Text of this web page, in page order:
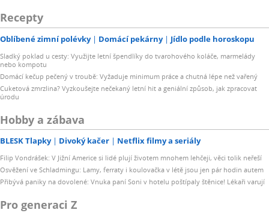
Recepty
Oblíbené zimní polévky Domácí pekárny Jídlo podle horoskopu
Sladký poklad u cesty: Využijte letní špendlíky do tvarohového koláče, marmelády
nebo kompotu
Domácí kečup pečený v troubě: Vyžaduje minimum práce a chutná lépe než vařený
Cuketová zmrzlina? Vyzkoušejte nečekaný letní hit a geniální způsob, jak zpracovat
úrodu
Hobby a zábava
BLESK Tlapky Divoký kačer Netflix filmy a seriály
Filip Vondrášek: V Jižní Americe si lidé plují životem mnohem lehčeji, věci tolik neřeší
Osvěžení ve Schladmingu: Lamy, ferraty i koulovačka v létě jsou jen pár hodin autem
Přibývá paniky na dovolené: Vnuka paní Soni v hotelu poštípaly štěnice! Lékaři varují
Pro generaci Z